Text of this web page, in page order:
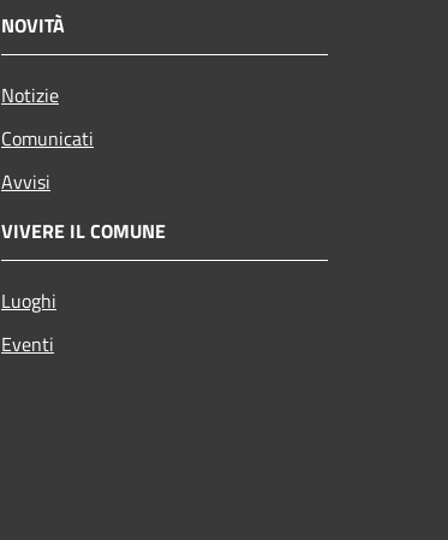
NOVITÀ
Notizie
Comunicati
Avvisi
VIVERE IL COMUNE
Luoghi
Eventi